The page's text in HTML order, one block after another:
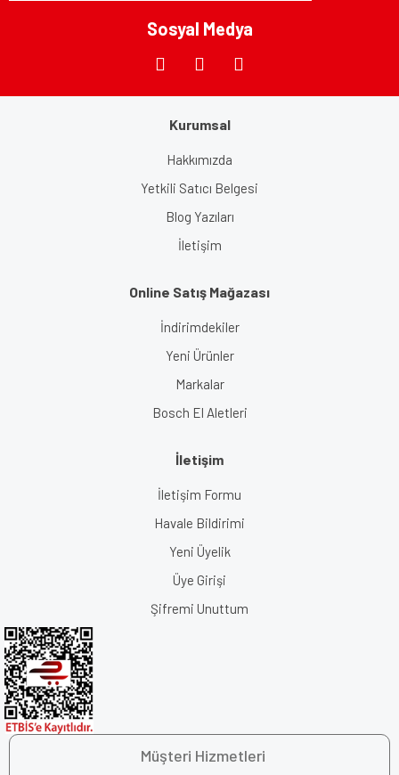
Sosyal Medya
Kurumsal
Hakkımızda
Yetkili Satıcı Belgesi
Blog Yazıları
İletişim
Online Satış Mağazası
İndirimdekiler
Yeni Ürünler
Markalar
Bosch El Aletleri
İletişim
İletişim Formu
Havale Bildirimi
Yeni Üyelik
Üye Girişi
Şifremi Unuttum
Müşteri Hizmetleri